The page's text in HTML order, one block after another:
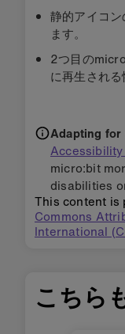
静的アイコ
ます。
2つ目の
に再生される
Adapting
micro:bit
disabilities
This content is
Commons
International
こちら